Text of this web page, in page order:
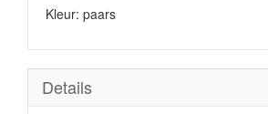
Kleur: paars
Details